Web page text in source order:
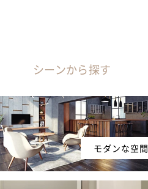
シーンから探す
モダンな空間